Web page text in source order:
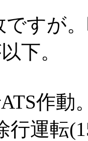
ですが
下。
作動
行運転